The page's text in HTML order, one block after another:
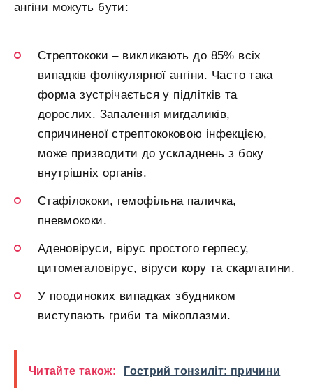
ангіни можуть бути:
Стрептококи – викликають до 85% всіх
випадків фолікулярної ангіни. Часто така
форма зустрічається у підлітків та
дорослих. Запалення мигдаликів,
спричиненої стрептококовою інфекцією,
може призводити до ускладнень з боку
внутрішніх органів.
Стафілококи, гемофільна паличка,
пневмококи.
Аденовіруси, вірус простого герпесу,
цитомегаловірус, віруси кору та скарлатини.
У поодиноких випадках збудником
виступають гриби та мікоплазми.
Читайте також:
Гострий тонзиліт: причини